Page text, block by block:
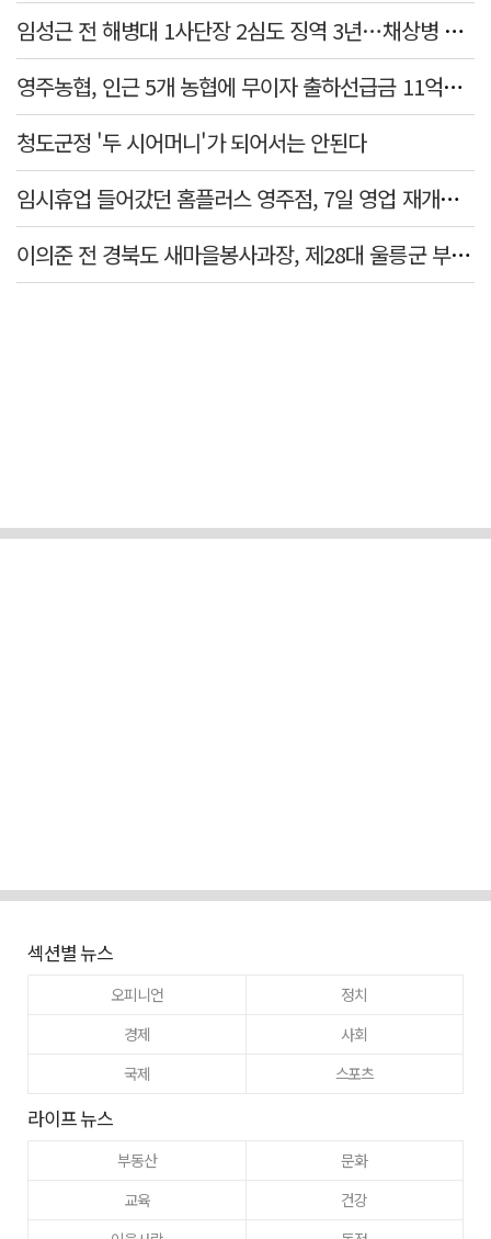
임성근 전 해병대 1사단장 2심도 징역 3년…채상병 순직 책임 유죄
영주농협, 인근 5개 농협에 무이자 출하선급금 11억원 지원…상생 유통망 강화
청도군정 '두 시어머니'가 되어서는 안된다
임시휴업 들어갔던 홈플러스 영주점, 7일 영업 재개…지하 1층만 운영
이의준 전 경북도 새마을봉사과장, 제28대 울릉군 부군수 취임
섹션별 뉴스
오피니언
정치
경제
사회
국제
스포츠
라이프 뉴스
부동산
문화
교육
건강